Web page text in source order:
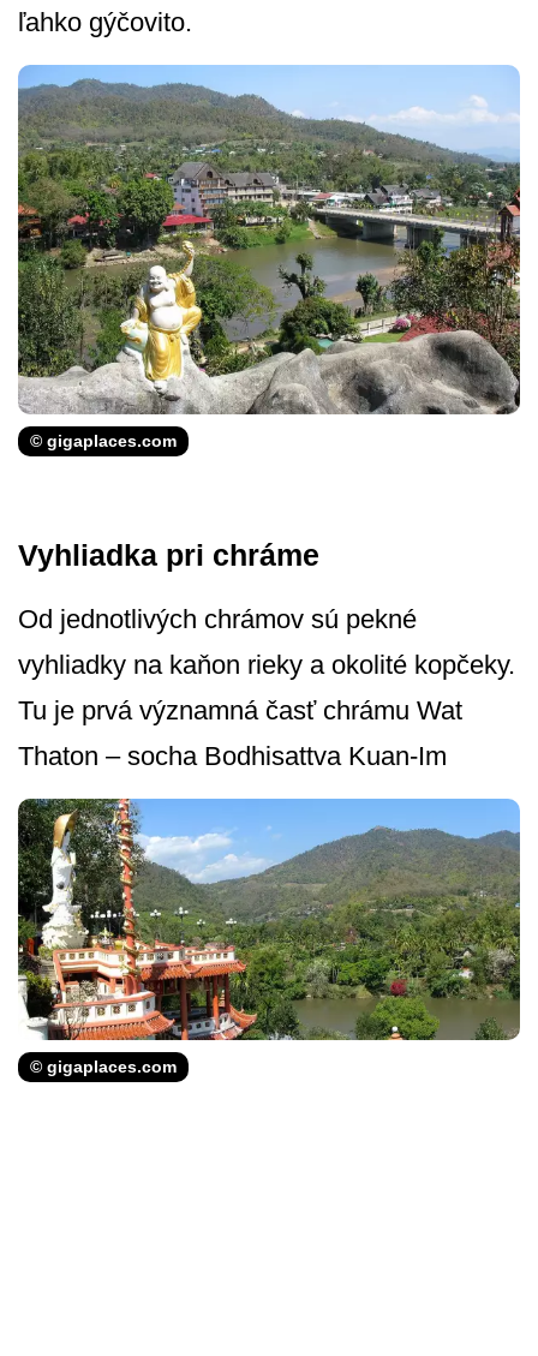
ľahko gýčovito.
© gigaplaces.com
Vyhliadka pri chráme
Od jednotlivých chrámov sú pekné
vyhliadky na kaňon rieky a okolité kopčeky.
Tu je prvá významná časť chrámu Wat
Thaton – socha Bodhisattva Kuan-Im
© gigaplaces.com